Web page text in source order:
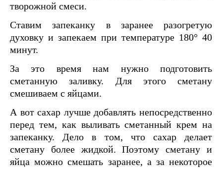
творожной смеси.
Ставим запеканку в заранее разогретую
духовку и запекаем при температуре 180° 40
минут.
За это время нам нужно подготовить
сметанную заливку. Для этого сметану
смешиваем с яйцами.
А вот сахар лучше добавлять непосредственно
перед тем, как выливать сметанный крем на
запеканку. Дело в том, что сахар делает
сметану более жидкой. Поэтому сметану и
яйца можно смешать заранее, а за некоторое